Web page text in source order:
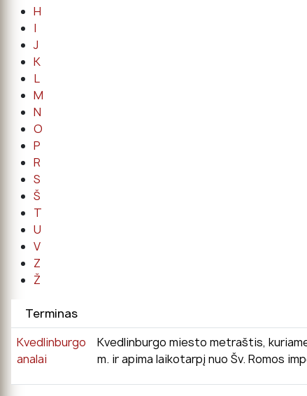
H
I
J
K
L
M
N
O
P
R
S
Š
T
U
V
Z
Ž
Terminas
Kvedlinburgo
analai
Kvedlinburgo miesto metraštis,
m. ir apima laikotarpį nuo Šv. Romos